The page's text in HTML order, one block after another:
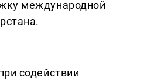
международной
содействии